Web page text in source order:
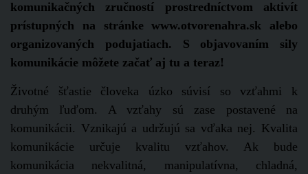
komunikačných zručností prostredníctvom aktivít
prístupných na stránke www.otvorenahra.sk alebo
organizovaných podujatiach. S objavovaním sily
komunikácie môžete začať aj tu a teraz!
Životné šťastie človeka úzko súvisí so vzťahmi k
druhým ľuďom. A vzťahy sú zase postavené na
komunikácii. Vznikajú a udržujú sa vďaka nej. Kvalita
komunikácie určuje kvalitu vzťahov. Ak bude
komunikácia nekvalitná, manipulatívna, chladná,